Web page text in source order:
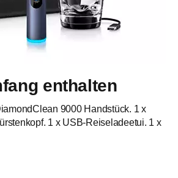
enthalten
9000 Handstück. 1 x
1 x USB-Reiseladeetui. 1 x
auf dem
über aktuelle
zur
aus, um sich für unseren
anzumelden.
Bürstenköpfe
Bürstenkopf für
und jeden